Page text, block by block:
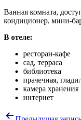
Ванная комната,
кондиционер, мини-
В отеле:
ресторан-кафе
сад, терраса
библиотека
прачечная,
камера хранения
интернет
Навигация